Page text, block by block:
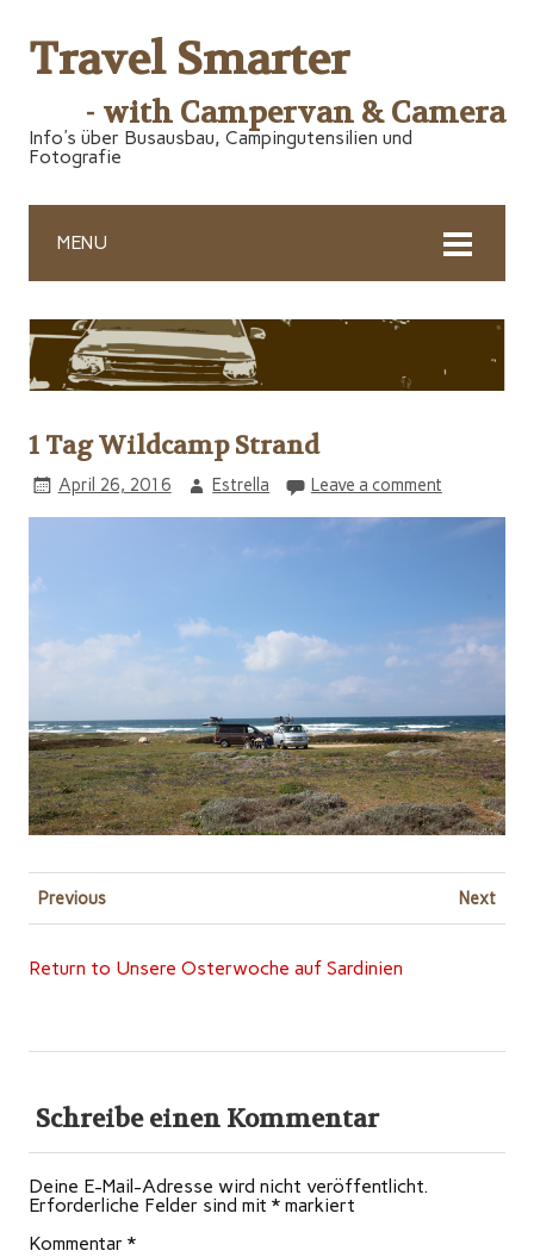
Travel Smarter
- with Campervan & Camera
Info's über Busausbau, Campingutensilien und
Fotografie
MENU
1 Tag Wildcamp Strand
April 26, 2016 Estrella Leave a comment
Previous Next
Return to Unsere Osterwoche auf Sardinien
Schreibe einen Kommentar
Deine E-Mail-Adresse wird nicht veröffentlicht.
Erforderliche Felder sind mit * markiert
Kommentar *